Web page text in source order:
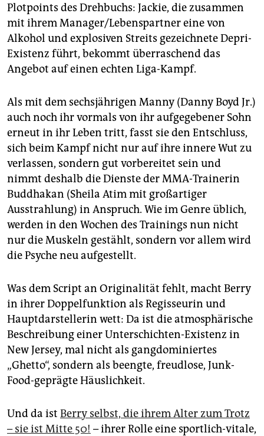
Plotpoints des Drehbuchs: Jackie, die zusammen
mit ihrem Manager/Lebenspartner eine von
Alkohol und explosiven Streits gezeichnete Depri-
Existenz führt, bekommt überraschend das
Angebot auf einen echten Liga-Kampf.
Als mit dem sechsjährigen Manny (Danny Boyd Jr.)
auch noch ihr vormals von ihr aufgegebener Sohn
erneut in ihr Leben tritt, fasst sie den Entschluss,
sich beim Kampf nicht nur auf ihre innere Wut zu
verlassen, sondern gut vorbereitet sein und
nimmt deshalb die Dienste der MMA-Trainerin
Buddhakan (Sheila Atim mit großartiger
Ausstrahlung) in Anspruch. Wie im Genre üblich,
werden in den Wochen des Trainings nun nicht
nur die Muskeln gestählt, sondern vor allem wird
die Psyche neu aufgestellt.
Was dem Script an Originalität fehlt, macht Berry
in ihrer Doppelfunktion als Regisseurin und
Hauptdarstellerin wett: Da ist die atmosphärische
Beschreibung einer Unterschichten-Existenz in
New Jersey, mal nicht als gangdominiertes
„Ghetto“, sondern als beengte, freudlose, Junk-
Food-geprägte Häuslichkeit.
Und da ist Berry selbst, die ihrem Alter zum Trotz
– sie ist Mitte 50! – ihrer Rolle eine sportlich-vitale,